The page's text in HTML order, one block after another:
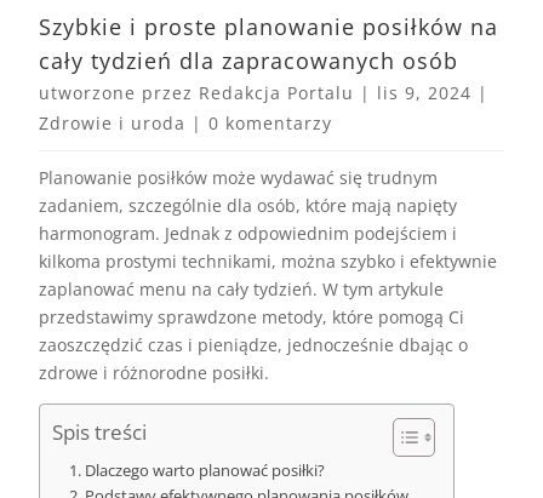
Szybkie i proste planowanie posiłków na
cały tydzień dla zapracowanych osób
utworzone przez Redakcja Portalu | lis 9, 2024 |
Zdrowie i uroda |0 komentarzy
Planowanie posiłków może wydawać się trudnym
zadaniem, szczególnie dla osób, które mają napięty
harmonogram. Jednak z odpowiednim podejściem i
kilkoma prostymi technikami, można szybko i efektywnie
zaplanować menu na cały tydzień. W tym artykule
przedstawimy sprawdzone metody, które pomogą Ci
zaoszczędzić czas i pieniądze, jednocześnie dbając o
zdrowe i różnorodne posiłki.
Spis treści
Dlaczego warto planować posiłki?